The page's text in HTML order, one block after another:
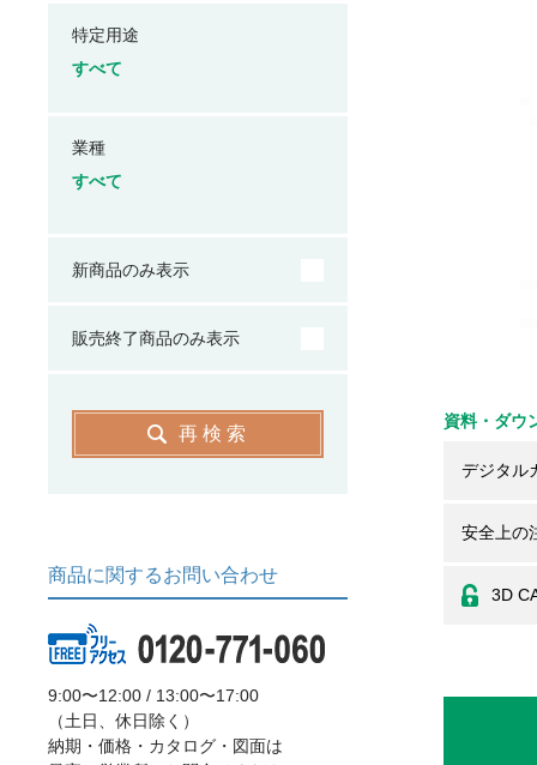
資料・ダウ
デジタル
安全上の
3D
特定用途
すべて
業種
すべて
新商品のみ表示
販売終了商品のみ表示
再検索
商品に関するお問い合わせ
9:00〜12:00 / 13:00〜17:00
（土日、休日除く）
納期・価格・カタログ・図面は